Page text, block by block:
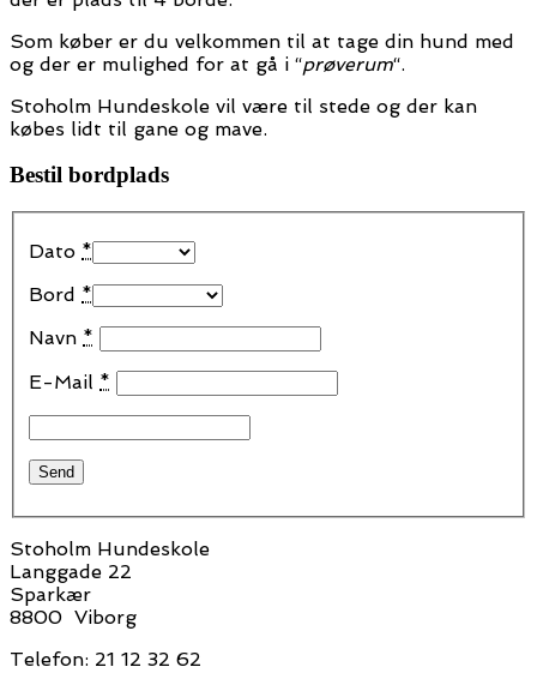
Som køber er du velkommen til at tage din hund med
og der er mulighed for at gå i “prøverum“.
Stoholm Hundeskole vil være til stede og der kan
købes lidt til gane og mave.
Bestil bordplads
Dato *
Bord *
Navn *
E-Mail *
Stoholm Hundeskole
Langgade 22
Sparkær
8800 Viborg
Telefon: 21 12 32 62